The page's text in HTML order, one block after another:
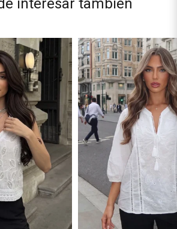
interesar también